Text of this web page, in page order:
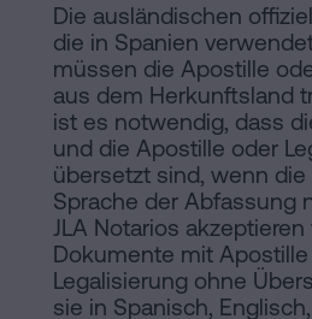
Die ausländischen
die in Spanien
müssen die Apostille
aus dem Herkunftsland
ist es notwendig, dass
und die Apostille oder
übersetzt sind, wenn die
Sprache der Abfassung
JLA Notarios
Dokumente mit
Legalisierung ohne
sie in Spanisch,